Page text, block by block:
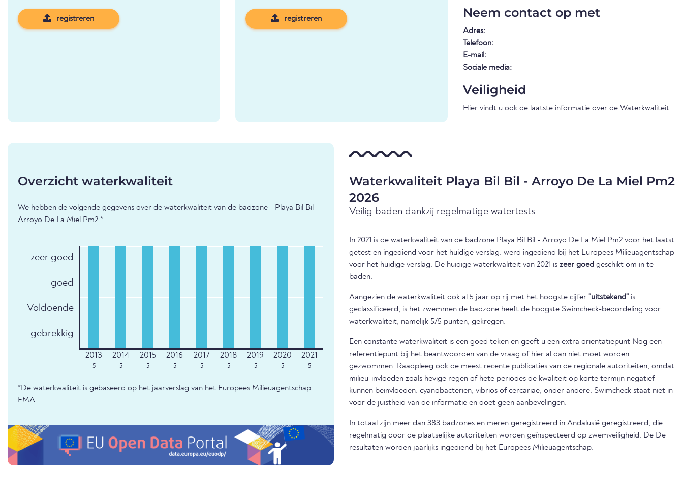
registreren registreren Neem contact op met
Adres:
Telefoon:
E-mail:
Sociale media:
Veiligheid
Hier vindt u ook de laatste informatie over de Waterkwaliteit.
Overzicht waterkwaliteit
We hebben de volgende gegevens over de waterkwaliteit van de badzone - Playa Bil Bil -
Arroyo De La Miel Pm2 *.
zeer goed
goed
Voldoende
gebrekkig
5 5 5 5 5 5 5 5 5
*De waterkwaliteit is gebaseerd op het jaarverslag van het Europees Milieuagentschap
EMA.
Waterkwaliteit Playa Bil Bil - Arroyo De La Miel Pm2
2026
Veilig baden dankzij regelmatige watertests
In 2021 is de waterkwaliteit van de badzone Playa Bil Bil - Arroyo De La Miel Pm2 voor het laatst
getest en ingediend voor het huidige verslag. werd ingediend bij het Europees Milieuagentschap
voor het huidige verslag. De huidige waterkwaliteit van 2021 is zeer goed geschikt om in te
baden.
Aangezien de waterkwaliteit ook al 5 jaar op rij met het hoogste cijfer "uitstekend" is
geclassificeerd, is het zwemmen de badzone heeft de hoogste Swimcheck-beoordeling voor
waterkwaliteit, namelijk 5/5 punten, gekregen.
Een constante waterkwaliteit is een goed teken en geeft u een extra oriëntatiepunt Nog een
referentiepunt bij het beantwoorden van de vraag of hier al dan niet moet worden
gezwommen. Raadpleeg ook de meest recente publicaties van de regionale autoriteiten, omdat
milieu-invloeden zoals hevige regen of hete periodes de kwaliteit op korte termijn negatief
kunnen beïnvloeden. cyanobacteriën, vibrios of cercariae, onder andere. Swimcheck staat niet in
voor de juistheid van de informatie en doet geen aanbevelingen.
In totaal zijn meer dan 383 badzones en meren geregistreerd in Andalusië geregistreerd, die
regelmatig door de plaatselijke autoriteiten worden geïnspecteerd op zwemveiligheid. De De
resultaten worden jaarlijks ingediend bij het Europees Milieuagentschap.